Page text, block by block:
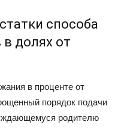
способа
долях от
в проценте от
порядок подачи
родителю